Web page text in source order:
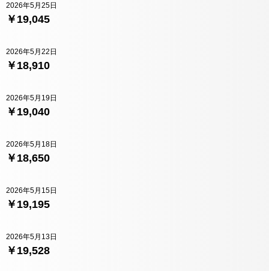
￥19,045
2026年5月25日
￥18,910
2026年5月22日
￥19,040
2026年5月19日
￥18,650
2026年5月18日
￥19,195
2026年5月15日
￥19,528
2026年5月13日